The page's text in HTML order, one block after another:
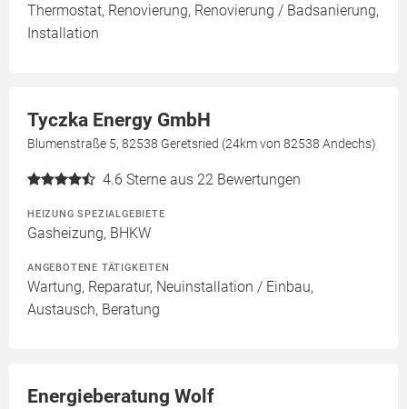
Thermostat, Renovierung, Renovierung / Badsanierung,
Installation
Tyczka Energy GmbH
Blumenstraße 5, 82538 Geretsried (24km von 82538 Andechs)
4.6 Sterne aus 22 Bewertungen
HEIZUNG SPEZIALGEBIETE
Gasheizung, BHKW
ANGEBOTENE TÄTIGKEITEN
Wartung, Reparatur, Neuinstallation / Einbau,
Austausch, Beratung
Energieberatung Wolf